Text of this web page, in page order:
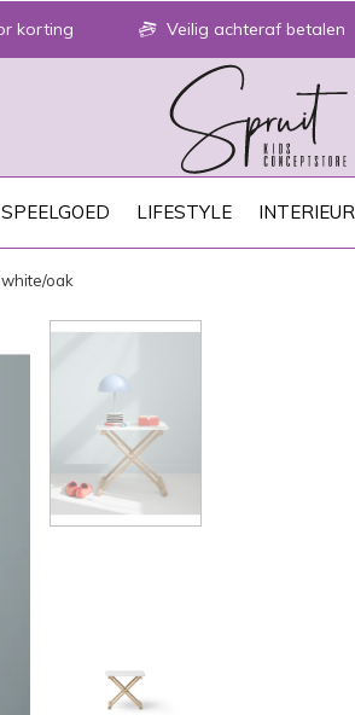
SPEELGOED LIFESTYLE INTERIEUR
korting Veilig achteraf betalen
oak